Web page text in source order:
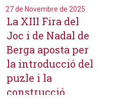
27 de Novembre de 2025
La XIII Fira del
Joc i de Nadal de
Berga aposta per
la introducció del
puzle i la
construcció